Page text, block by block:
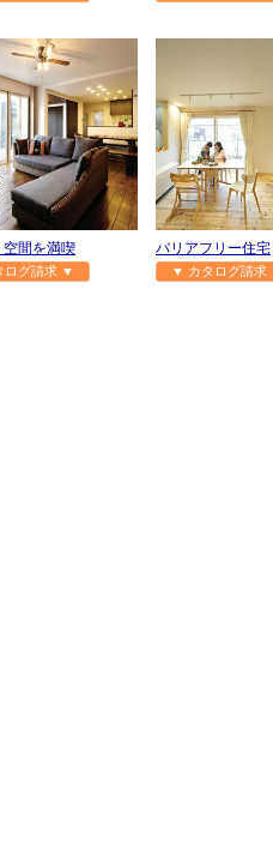
空間を満喫
ログ請求 ▼
バリアフリー住宅
▼ カタログ請